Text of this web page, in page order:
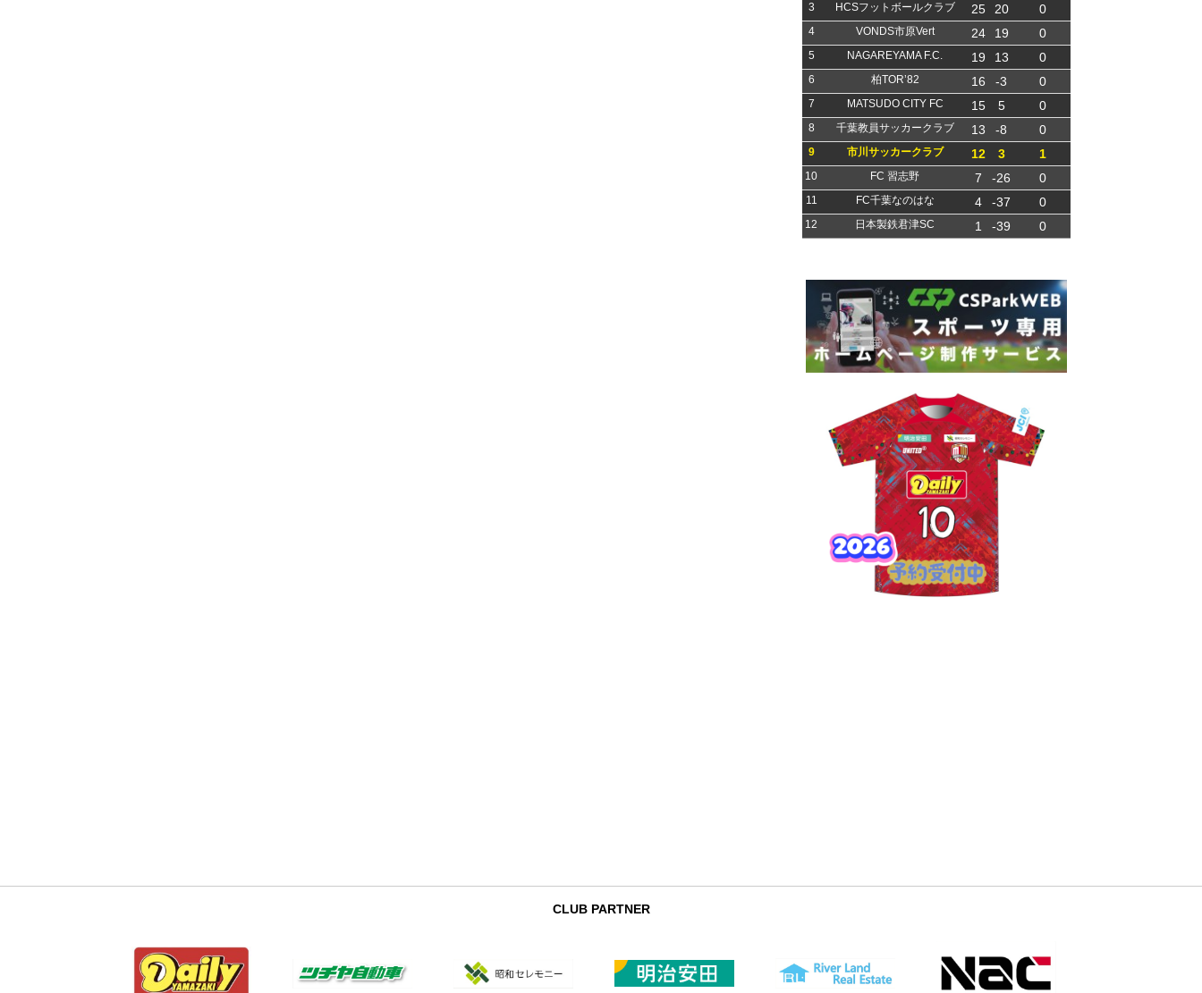
3 HCSフットボールクラブ 25 20 0
4 VONDS市原Vert 24 19 0
5 NAGAREYAMA F.C. 19 13 0
6 柏TOR’82 16 -3 0
7 MATSUDO CITY FC 15 5 0
8 千葉教員サッカークラブ 13 -8 0
9 市川サッカークラブ 12 3 1
10 FC 習志野 7 -26 0
11 FC千葉なのはな 4 -37 0
12 日本製鉄君津SC 1 -39 0
CLUB PARTNER